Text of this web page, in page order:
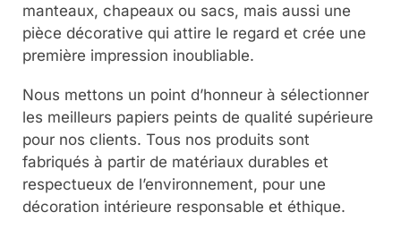
manteaux, chapeaux ou sacs, mais aussi une
pièce décorative qui attire le regard et crée une
première impression inoubliable.
Nous mettons un point d’honneur à sélectionner
les meilleurs papiers peints de qualité supérieure
pour nos clients. Tous nos produits sont
fabriqués à partir de matériaux durables et
respectueux de l’environnement, pour une
décoration intérieure responsable et éthique.